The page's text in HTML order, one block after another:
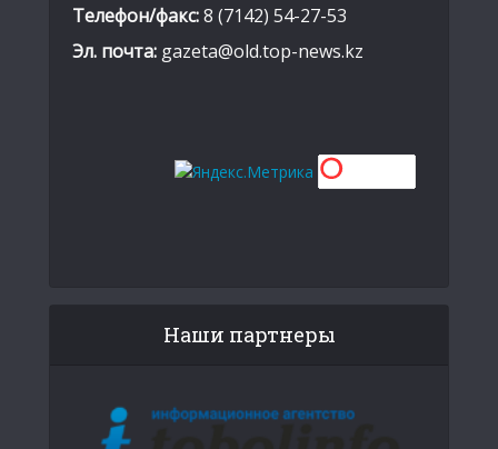
Телефон/факс:8 (7142) 54-27-53
Эл. почта: gazeta@old.top-news.kz
Наши партнеры